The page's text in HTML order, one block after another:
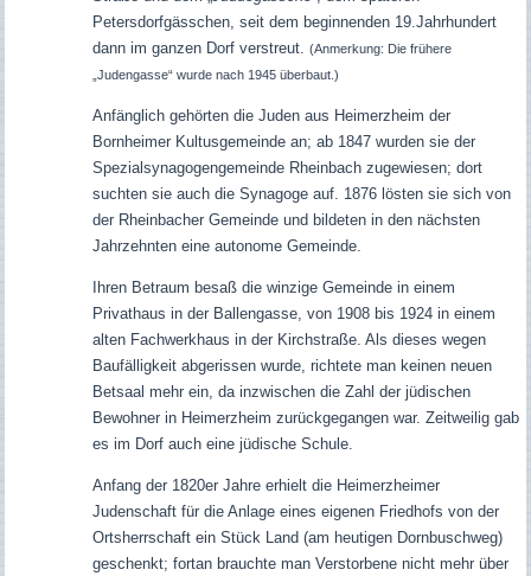
Petersdorfgässchen, seit dem beginnenden 19.Jahrhundert
dann im ganzen Dorf verstreut.
(Anmerkung: Die frühere
„Judengasse“ wurde nach 1945 überbaut.)
Anfänglich gehörten die Juden aus Heimerzheim der
Bornheimer Kultusgemeinde an; ab 1847 wurden sie der
Spezialsynagogengemeinde Rheinbach zugewiesen; dort
suchten sie auch die Synagoge auf. 1876 lösten sie sich von
der Rheinbacher Gemeinde und bildeten in den nächsten
Jahrzehnten eine autonome Gemeinde.
Ihren Betraum besaß die winzige Gemeinde in einem
Privathaus in der Ballengasse, von 1908 bis 1924 in einem
alten Fachwerkhaus in der Kirchstraße. Als dieses wegen
Baufälligkeit abgerissen wurde, richtete man keinen neuen
Betsaal mehr ein, da inzwischen die Zahl der jüdischen
Bewohner in Heimerzheim zurückgegangen war. Zeitweilig gab
es im Dorf auch eine jüdische Schule.
Anfang der 1820er Jahre erhielt die Heimerzheimer
Judenschaft für die Anlage eines eigenen Friedhofs von der
Ortsherrschaft ein Stück Land (am heutigen Dornbuschweg)
geschenkt; fortan brauchte man Verstorbene nicht mehr über